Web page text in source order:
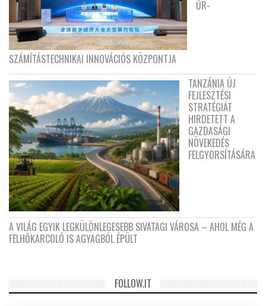
ŰR-
SZÁMÍTÁSTECHNIKAI INNOVÁCIÓS KÖZPONTJA
TANZÁNIA ÚJ
FEJLESZTÉSI
STRATÉGIÁT
HIRDETETT A
GAZDASÁGI
NÖVEKEDÉS
FELGYORSÍTÁSÁRA
A VILÁG EGYIK LEGKÜLÖNLEGESEBB SIVATAGI VÁROSA – AHOL MÉG A
FELHŐKARCOLÓ IS AGYAGBÓL ÉPÜLT
FOLLOW.IT